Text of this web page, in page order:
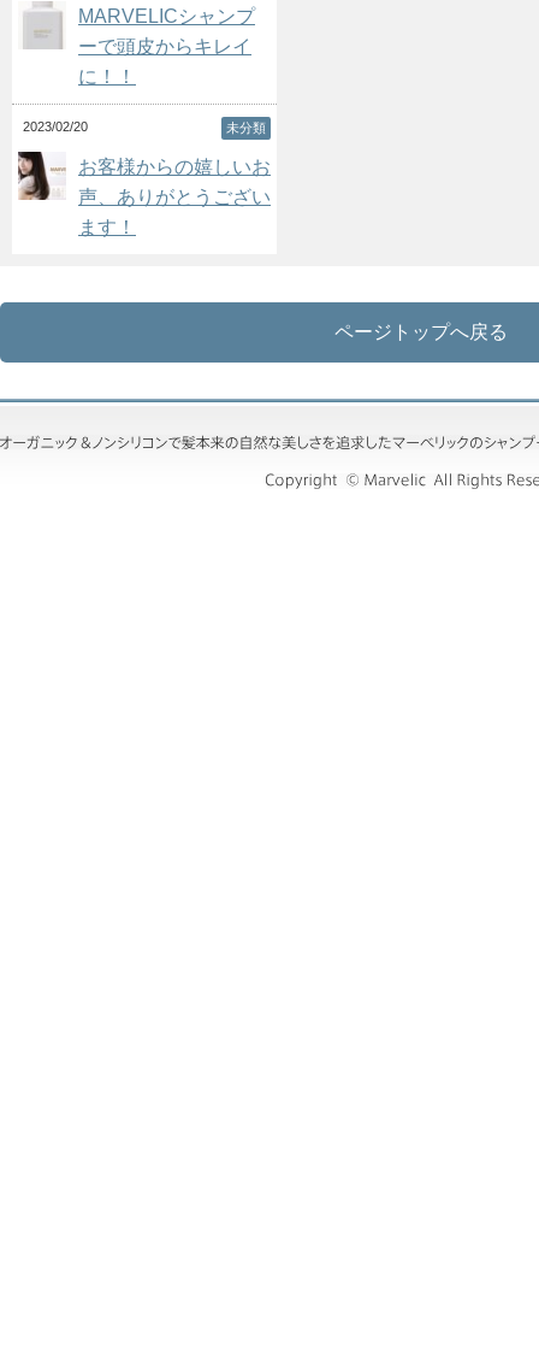
MARVELICシャンプ
ーで頭皮からキレイ
に！！
2023/02/20 未分類
お客様からの嬉しいお
声、ありがとうござい
ます！
ページトップへ戻る